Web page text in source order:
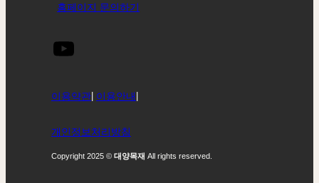
홈페이지 문의하기
이용약관| 이용안내 |
개인정보처리방침
Copyright 2025 © 대양목재 All rights reserved.